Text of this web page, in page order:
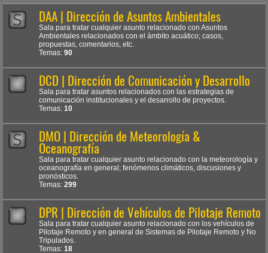
DAA | Dirección de Asuntos Ambientales
Sala para tratar cualquier asunto relacionado con Asuntos
Ambientales relacionados con el ámbito acuático; casos,
propuestas, comentarios, etc.
Temas: 90
DCD | Dirección de Comunicación y Desarrollo
Sala para tratar asuntos relacionados con las estrategias de
comunicación institucionales y el desarrollo de proyectos.
Temas: 10
DMO | Dirección de Meteorología &
Oceanografía
Sala para tratar cualquier asunto relacionado con la meteorología y
oceanografía en general; fenómenos climáticos, discusiones y
pronósticos.
Temas: 299
DPR | Dirección de Vehículos de Pilotaje Remoto
Sala para tratar cualquier asunto relacionado con los vehículos de
Pilotaje Remoto y en general de Sistemas de Pilotaje Remoto y No
Tripulados.
Temas: 18